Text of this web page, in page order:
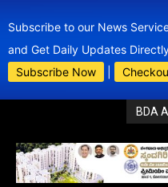
Subscribe to our News
and Get Daily Updates
Subscribe Now
BDA